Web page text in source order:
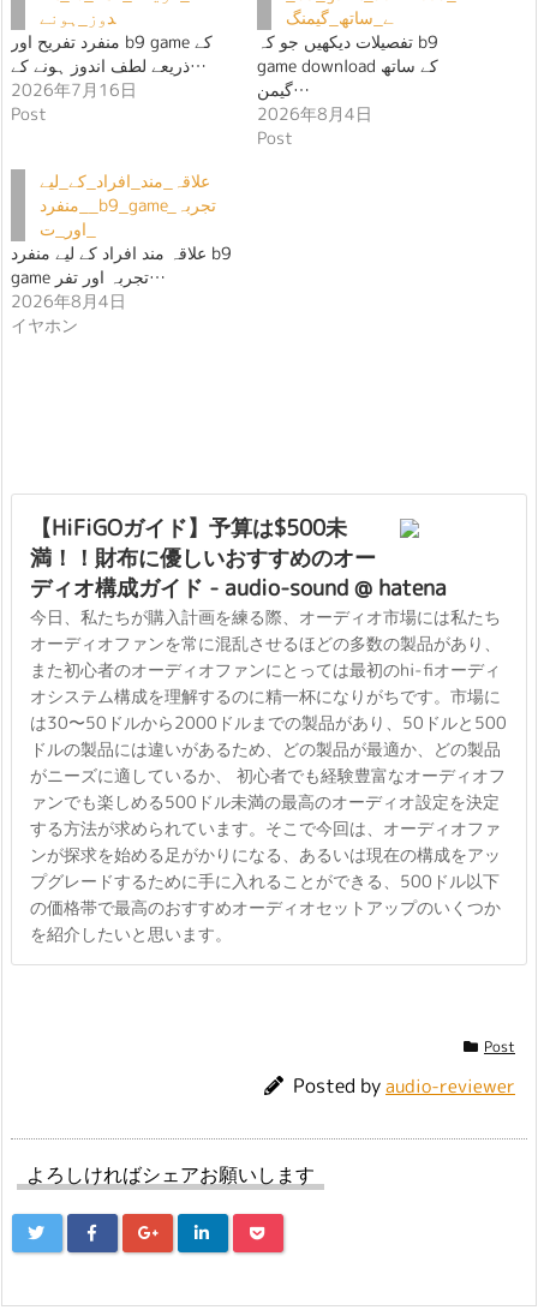
دوز_ہونے
منفرد تفریح اور b9 game کے
ذریعے لطف اندوز ہونے کے…
2026年7月16日
Post
ے_ساتھ_گیمنگ
تفصیلات دیکھیں جو کہ b9
game download کے ساتھ
گیمن…
2026年8月4日
Post
علاقہ_مند_افراد_کے_لیے
_منفرد_b9_game_تجربہ
_اور_ت
علاقہ مند افراد کے لیے منفرد b9
game تجربہ اور تفر…
2026年8月4日
イヤホン
【HiFiGOガイド】予算は$500未
満！！財布に優しいおすすめのオー
ディオ構成ガイド - audio-sound @ hatena
今日、私たちが購入計画を練る際、オーディオ市場には私たち
オーディオファンを常に混乱させるほどの多数の製品があり、
また初心者のオーディオファンにとっては最初のhi-fiオーディ
オシステム構成を理解するのに精一杯になりがちです。市場に
は30〜50ドルから2000ドルまでの製品があり、50ドルと500
ドルの製品には違いがあるため、どの製品が最適か、どの製品
がニーズに適しているか、 初心者でも経験豊富なオーディオフ
ァンでも楽しめる500ドル未満の最高のオーディオ設定を決定
する方法が求められています。そこで今回は、オーディオファ
ンが探求を始める足がかりになる、あるいは現在の構成をアッ
プグレードするために手に入れることができる、500ドル以下
の価格帯で最高のおすすめオーディオセットアップのいくつか
を紹介したいと思います。
Post
Posted byaudio-reviewer
よろしければシェアお願いします